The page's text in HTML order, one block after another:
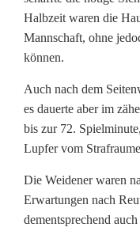
Halbzeit waren die
Mannschaft, ohne
können.
Auch nach dem
es dauerte aber im
bis zur 72.
Lupfer vom
Die Weidener waren
Erwartungen nach
dementsprechend